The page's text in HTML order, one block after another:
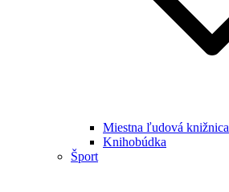
Miestna ľudová knižnica
Knihobúdka
Šport